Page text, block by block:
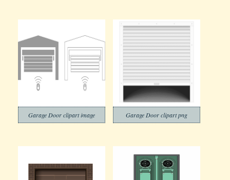
Garage Door clipart image Garage Door clipart png